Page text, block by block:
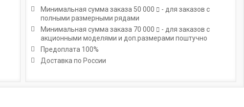
Минимальная сумма заказа 50 000
- для заказов с
полными размерными рядами
Минимальная сумма заказа 70 000
- для заказов с
акционными моделями и доп.размерами поштучно
Предоплата 100%
Доставка по России